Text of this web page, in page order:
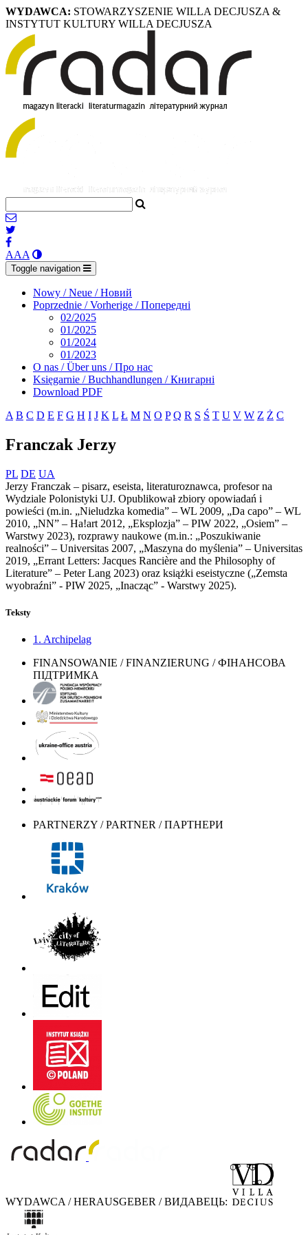
WYDAWCA: STOWARZYSZENIE WILLA DECJUSZA &
INSTYTUT KULTURY WILLA DECJUSZA
AAA
Toggle navigation
Nowy / Neue / Новий
Poprzednie / Vorherige / Попередні
02/2025
01/2025
01/2024
01/2023
O nas / Über uns / Про нас
Księgarnie / Buchhandlungen / Книгарні
Download PDF
A B C D E F G H I J K L Ł M N O P Q R S Ś T U V W Z Ż С
Franczak Jerzy
PL DE UA
Jerzy Franczak – pisarz, eseista, literaturoznawca, profesor na
Wydziale Polonistyki UJ. Opublikował zbiory opowiadań i
powieści (m.in. „Nieludzka komedia” – WL 2009, „Da capo” – WL
2010, „NN” – Ha!art 2012, „Eksplozja” – PIW 2022, „Osiem” –
Warstwy 2023), rozprawy naukowe (m.in.: „Poszukiwanie
realności” – Universitas 2007, „Maszyna do myślenia” – Universitas
2019, „Errant Letters: Jacques Rancière and the Philosophy of
Literature” – Peter Lang 2023) oraz książki eseistyczne („Zemsta
wyobraźni” - PIW 2025, „Inacząc” - Warstwy 2025).
Teksty
1. Archipelag
FINANSOWANIE / FINANZIERUNG / ФІНАНСОВА
ПІДТРИМКА
PARTNERZY / PARTNER / ПАРТНЕРИ
WYDAWCA / HERAUSGEBER / ВИДАВЕЦЬ: